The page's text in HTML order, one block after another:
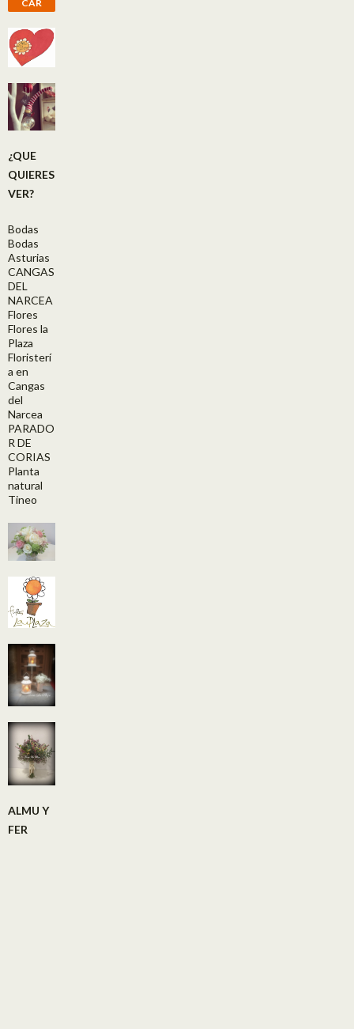
CAR
¿QUE
QUIERES
VER?
Bodas
Bodas
Asturias
CANGAS
DEL
NARCEA
Flores
Flores la
Plaza
Floristerí
a en
Cangas
del
Narcea
PARADO
R DE
CORIAS
Planta
natural
Tineo
ALMU Y
FER